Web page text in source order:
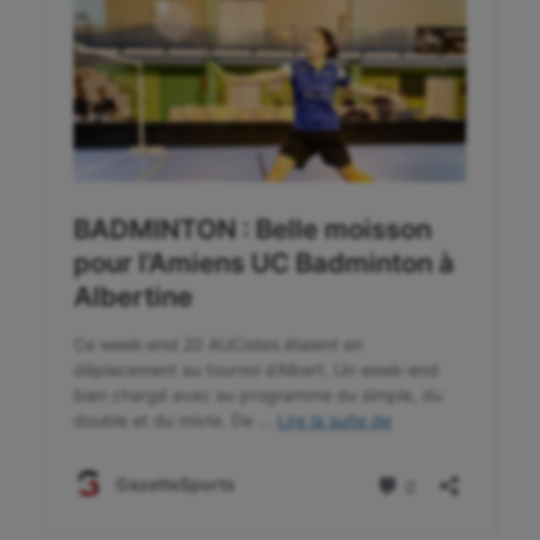
Flag football
Football américain
Futsal
Gymnastique
Gymnastique rythmique
Haltérophilie
Handisport
Hippisme
Kayak-polo